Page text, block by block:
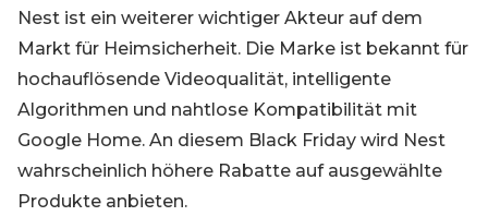
Nest ist ein weiterer wichtiger Akteur auf dem
Markt für Heimsicherheit. Die Marke ist bekannt für
hochauflösende Videoqualität, intelligente
Algorithmen und nahtlose Kompatibilität mit
Google Home. An diesem Black Friday wird Nest
wahrscheinlich höhere Rabatte auf ausgewählte
Produkte anbieten.